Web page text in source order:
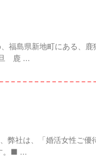
福島県新地町にある、
旦 鹿 ...
弊社は、「婚活女性ご優
。■ ...